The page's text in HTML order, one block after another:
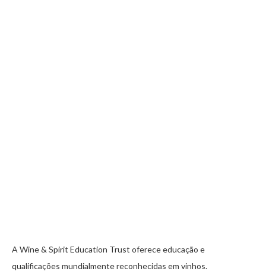
A Wine & Spirit Education Trust oferece educação e
qualificações mundialmente reconhecidas em vinhos.